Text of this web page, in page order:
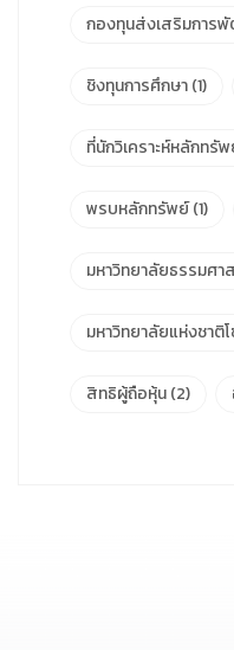
กองทุนส่งเสริมการ
ชิงทุนการศึกษา(1)
ที่นักวิเคราะห์หลักทรั
พรบหลักทรัพย์(1)
มหาวิทยาลัยธรรมศา
มหาวิทยาลัยแห่งชาติ
สิทธิผู้ถือหุ้น(2)